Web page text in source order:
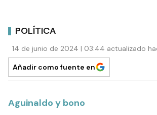
POLÍTICA
14 de junio de 2024 | 03:44 actualizado
Añadir como fuente en
Aguinaldo y bono